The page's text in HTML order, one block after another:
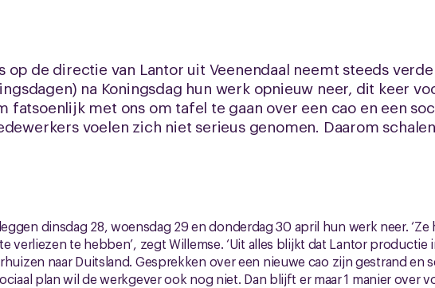
op de directie van Lantor uit Veenendaal neemt steeds
na Koningsdag hun werk opnieuw neer, dit keer
met ons om tafel te gaan over een cao en een
voelen zich niet serieus genomen. Daarom
dinsdag 28, woensdag 29 en donderdag 30 april hun werk neer.
verliezen te hebben’, zegt Willemse. ‘Uit alles blijkt dat Lantor productie
naar Duitsland. Gesprekken over een nieuwe cao zijn gestrand en
plan wil de werkgever ook nog niet. Dan blijft er maar 1 manier over